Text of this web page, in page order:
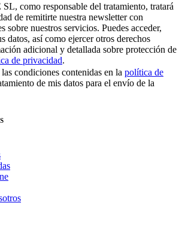
como responsable del tratamiento, tratará
de remitirte nuestra newsletter con
sobre nuestros servicios. Puedes acceder,
datos, así como ejercer otros derechos
adicional y detallada sobre protección de
de privacidad.
condiciones contenidas en la política de
de mis datos para el envío de la